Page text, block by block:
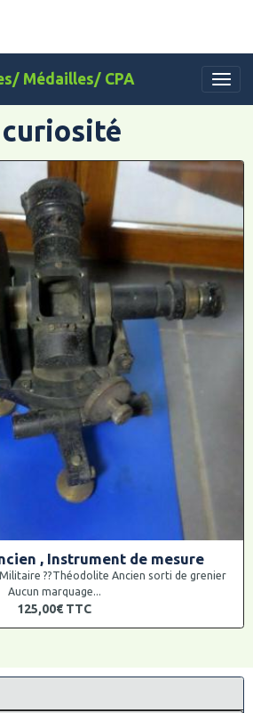
Médailles/ CPA
, Instrument de mesure
??Théodolite Ancien sorti de grenier
Aucun marquage...
125,00€ TTC